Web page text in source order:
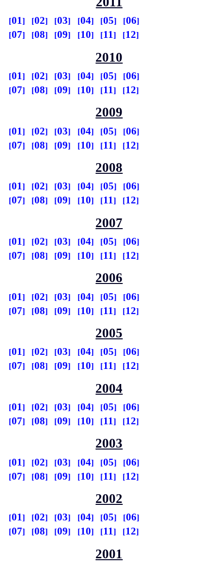
01 02 03 04 05
06
07
08 09 10 11 12
2010
01 02 03 04 05
06
07
08 09 10 11 12
2009
01 02 03 04 05
06
07
08 09 10 11 12
2008
01 02 03 04 05
06
07
08 09 10 11 12
2007
01 02 03 04 05
06
07
08 09 10 11 12
2006
01 02 03 04 05
06
07
08 09 10 11 12
2005
01 02 03 04 05
06
07
08 09 10 11 12
2004
01 02 03 04 05
06
07
08 09 10 11 12
2003
01 02 03 04 05
06
07
08 09 10 11 12
2002
01 02 03 04 05
06
07
08 09 10 11 12
2001